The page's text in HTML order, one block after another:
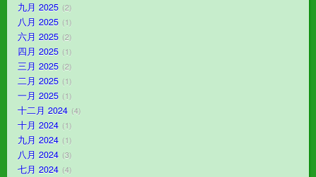
九月 2025 2
八月 2025 1
六月 2025 2
四月 2025 1
三月 2025 2
二月 2025 1
一月 2025 1
十二月 2024 4
十月 2024 1
九月 2024 1
八月 2024 3
七月 2024 4